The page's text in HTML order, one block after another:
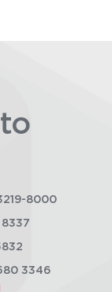
8000
3346